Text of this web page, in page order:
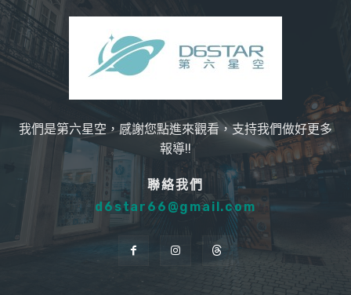
我們是第六星空，感謝您點進來觀看，支持我們做好更多
報導!!
聯絡我們
d6star66@gmail.com